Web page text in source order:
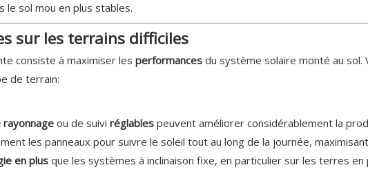
sol mou en plus stables.
sur les terrains difficiles
consiste à maximiser les performances du système solaire monté au
de terrain:
ou de suivi réglables peuvent améliorer considérablement la
les panneaux pour suivre le soleil tout au long de la journée,
en plus que les systèmes à inclinaison fixe, en particulier sur les terres en